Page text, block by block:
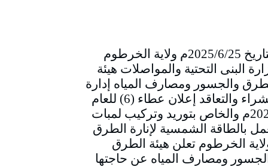
التاريخ 2025/6/25م ولاية الخرطوم
البنى التحتية والمواصلات هيئة
والجسور ومصارف المياه إدارة
الشراء والتعاقد إعلان عطاء (6) للعام
2025م والخاص بتوريد وتركيب لمبات
بالطاقة الشمسية لإنارة الطرق
الخرطوم تعلن هيئة الطرق
ومصارف المياه عن حاجتها